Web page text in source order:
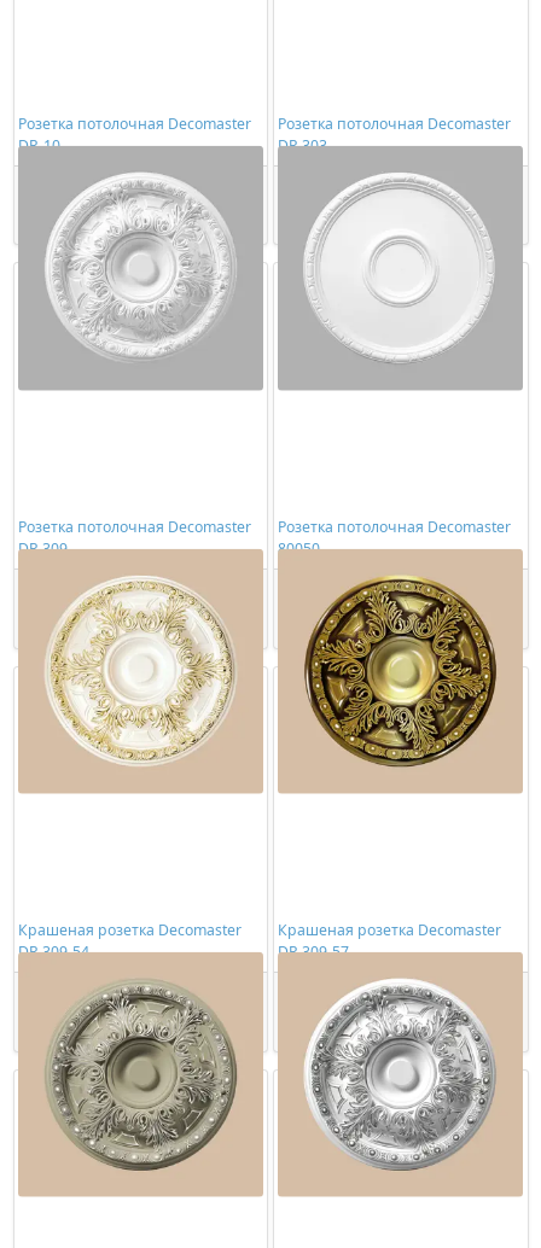
Розетка потолочная Decomaster
DR-10
4430,00 ₽/шт
Купить
Розетка потолочная Decomaster
DR 303
5185,00 ₽/шт
Розетка потолочная Decomaster
DR 309
4549,00 ₽/шт
Купить
Розетка потолочная Decomaster
80050
5696,00 ₽/шт
Купить
Крашеная розетка Decomaster
DR 309-54
16720,00 ₽/шт
Купить
Крашеная розетка Decomaster
DR 309-57
23035,00 ₽/шт
Купить